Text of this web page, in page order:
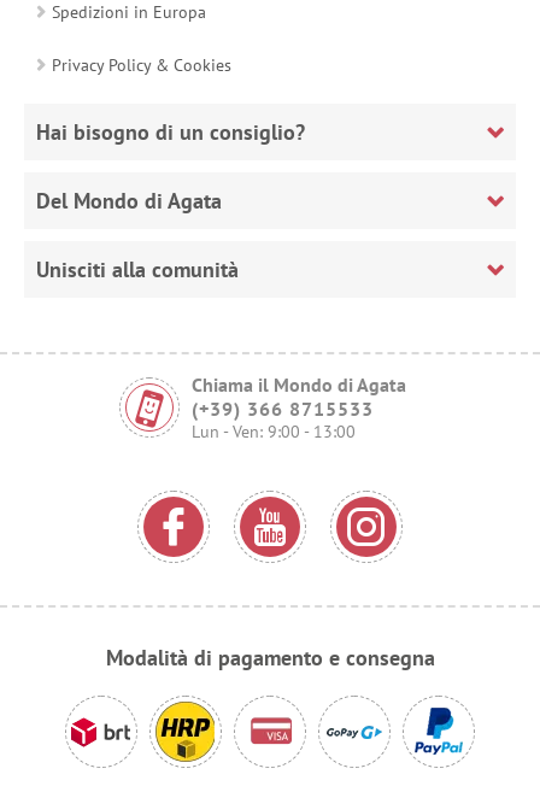
Spedizioni in Europa
Privacy Policy & Cookies
Hai bisogno di un consiglio?
Del Mondo di Agata
Unisciti alla comunità
Chiama il Mondo di Agata
(+39) 366 8715533
Lun - Ven: 9:00 - 13:00
Modalità di pagamento e consegna